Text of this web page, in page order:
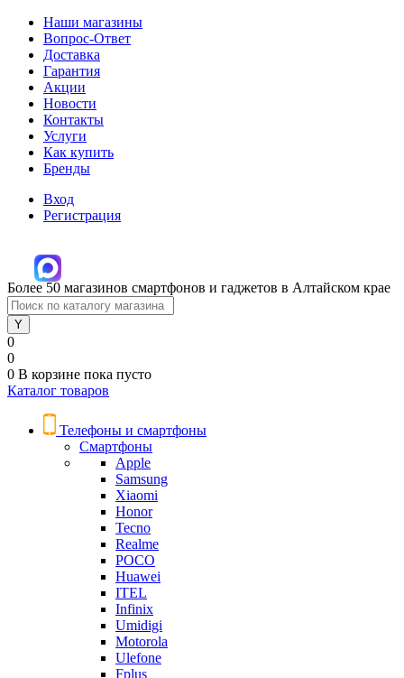
Наши магазины
Вопрос-Ответ
Доставка
Гарантия
Акции
Новости
Контакты
Услуги
Как купить
Бренды
Вход
Регистрация
Более 50 магазинов смартфонов и гаджетов в Алтайском крае
0
0
0 В корзине пока пусто
Каталог товаров
Телефоны и смартфоны
Смартфоны
Apple
Samsung
Xiaomi
Honor
Tecno
Realme
POCO
Huawei
ITEL
Infinix
Umidigi
Motorola
Ulefone
Fplus